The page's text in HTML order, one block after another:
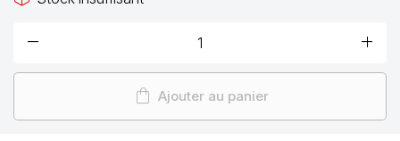
remove add
shopping_bag Ajouter au panier